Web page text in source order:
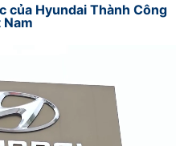
của Hyundai Thành Công